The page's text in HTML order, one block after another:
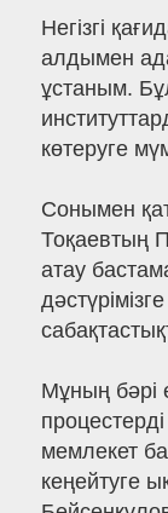
Негізгі
алдымен
ұстаным.
көтеруге
Сонымен
Тоқаевтың
атау
Мұның бәрі
мемлекет
кеңейтуге